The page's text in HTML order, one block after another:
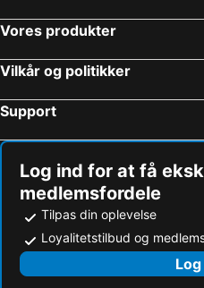
Hoteller – Mullingar
Hoteller – Slane
Hoteller – Banagher
Hoteller – Greystones
Vores produkter
Vilkår og politikker
Support
Log ind for at få
medlemsfordele
Tilpas din oplevelse
Loyalitetstilbud og